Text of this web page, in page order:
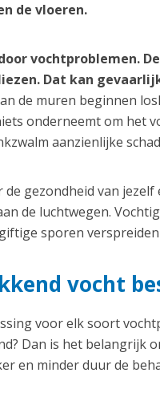
de vloeren.
vochtproblemen.
Dat kan
de muren beginnen
onderneemt om het
aanzienlijke
gezondheid van
de luchtwegen.
sporen
vocht
voor elk soort
Dan is het belangrijk
en minder duur de